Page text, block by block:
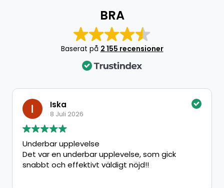
BRA
Baserat på 2 155 recensioner
Iska
8 Juli 2026
Underbar upplevelse
Det var en underbar upplevelse, som gick
snabbt och effektivt väldigt nöjd!!